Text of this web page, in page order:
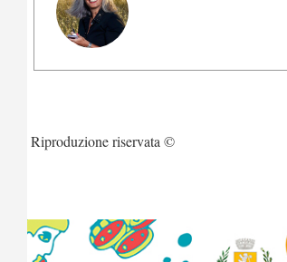
Riproduzione riservata ©